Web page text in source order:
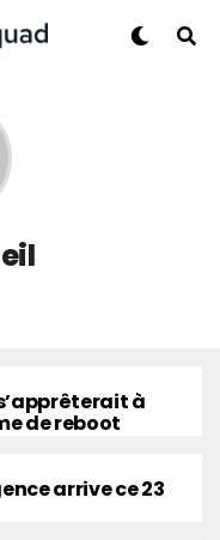
à
de reboot
arrive ce 23